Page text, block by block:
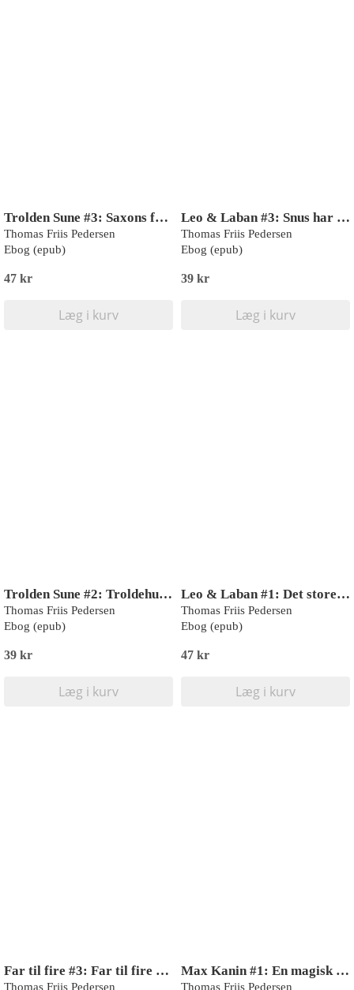
Trolden Sune #3: Saxons far (LYT & LÆS)
Thomas Friis Pedersen
Ebog (epub)
47 kr
Læg i kurv
Leo & Laban #3: Snus har glemt det hele
Thomas Friis Pedersen
Ebog (epub)
39 kr
Læg i kurv
Trolden Sune #2: Troldehulen
Thomas Friis Pedersen
Ebog (epub)
39 kr
Læg i kurv
Leo & Laban #1: Det store kødben (LYT & LÆS)
Thomas Friis Pedersen
Ebog (epub)
47 kr
Læg i kurv
Far til fire #3: Far til fire og vikingerne
Thomas Friis Pedersen
Max Kanin #1: En magisk hat
Thomas Friis Pedersen